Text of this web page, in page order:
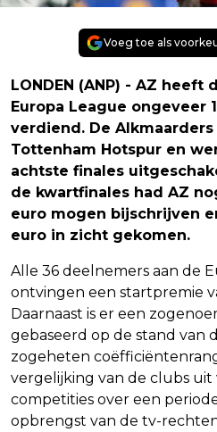
Voeg toe als
LONDEN (ANP) - AZ heeft
Europa League ongeveer
verdiend. De
Tottenham Hotspur en
achtste finales
de kwartfinales had AZ
euro mogen bijschrijven
euro in zicht gekomen.
Alle 36 deelnemers aan de
ontvingen een startpremie
Daarnaast is er een
gebaseerd op de stand van
zogeheten
vergelijking van de clubs uit
competities over een
opbrengst van de tv-